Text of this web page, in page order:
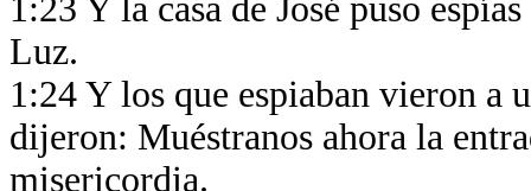
1:23 Y la casa de José puso
Luz.
1:24 Y los que espiaban vieron a
dijeron: Muéstranos ahora la
misericordia.